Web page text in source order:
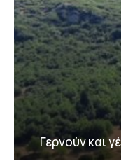
Γερνούν και